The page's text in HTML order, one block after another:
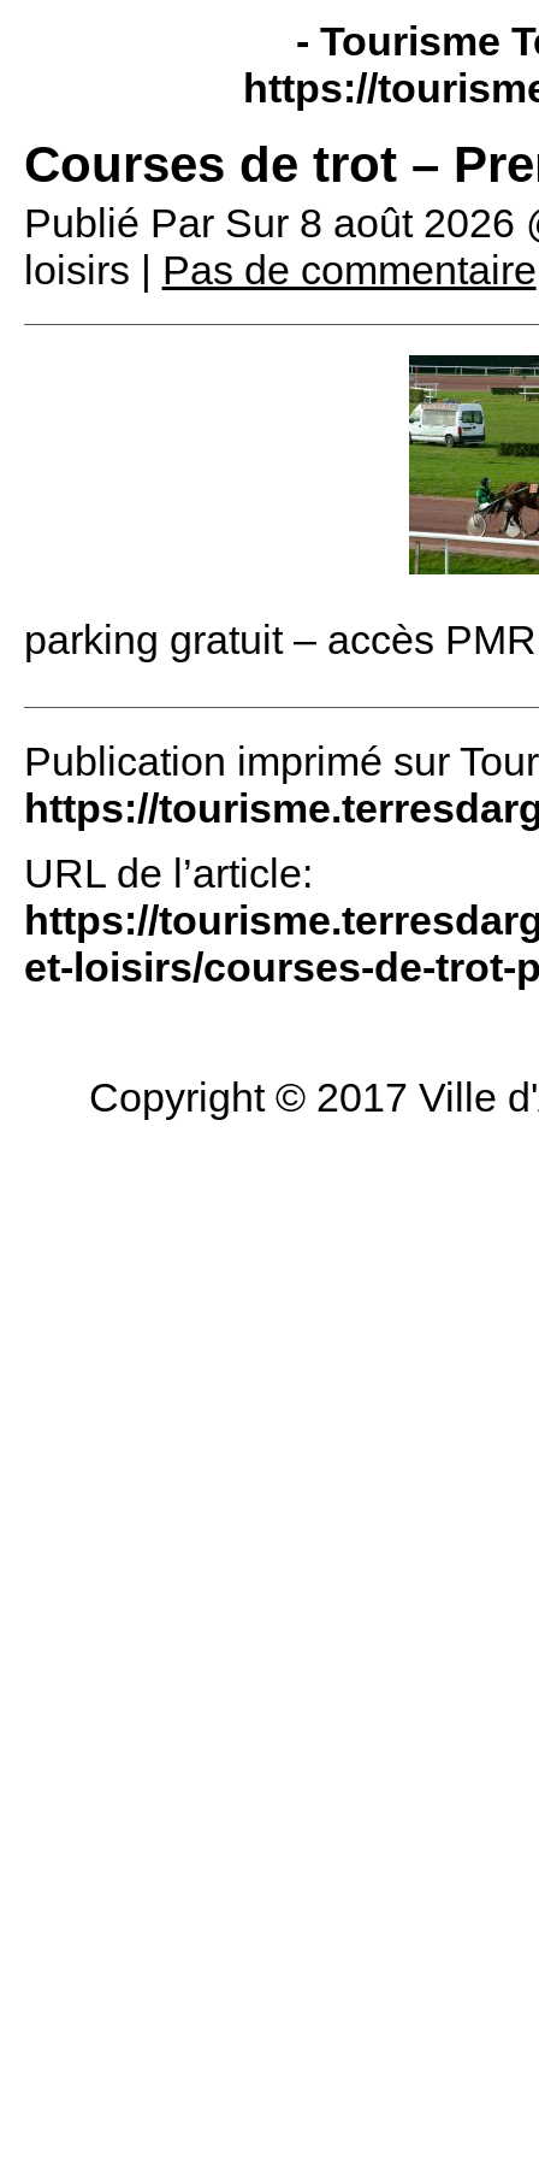
- Tourisme
https://
Courses de trot –
Publié Par Sur 8 août 2026
loisirs | Pas de commentaire
parking gratuit – accès PMR
Publication imprimé sur
https://
URL de l’article:
https://
et-loisirs/courses-de-trot-
Copyright © 2017 Ville